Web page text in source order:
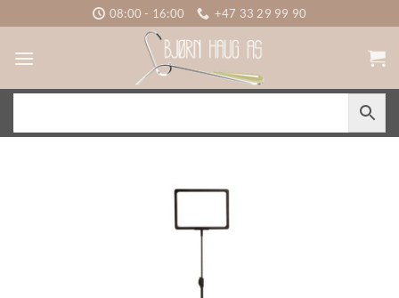
to
content
08:00 - 16:00 +47 33 29 99 90